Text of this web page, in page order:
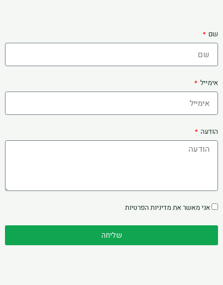
שם
אימייל
הודעה
אני מאשר את מדיניות הפרטיות
שליחה